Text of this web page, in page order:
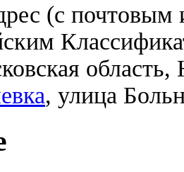
(с почтовым
, улица